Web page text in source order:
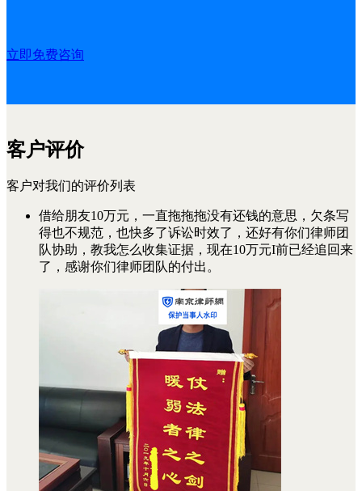
立即免费咨询
客户评价
客户对我们的评价列表
借给朋友10万元，一直拖拖拖没有还钱的意思，欠条写
得也不规范，也快多了诉讼时效了，还好有你们律师团
队协助，教我怎么收集证据，现在10万元I前已经追回来
了，感谢你们律师团队的付出。